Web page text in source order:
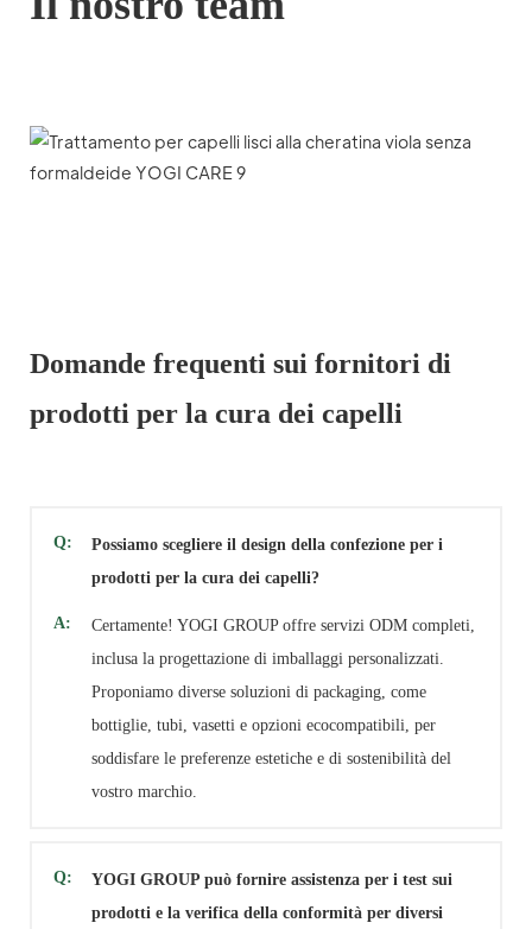
Domande frequenti sui fornitori di
prodotti per la cura dei capelli
Q:
Possiamo scegliere il design della confezione per i
prodotti per la cura dei capelli?
A:
Certamente! YOGI GROUP offre servizi ODM completi,
inclusa la progettazione di imballaggi personalizzati.
Proponiamo diverse soluzioni di packaging, come
bottiglie, tubi, vasetti e opzioni ecocompatibili, per
soddisfare le preferenze estetiche e di sostenibilità del
vostro marchio.
Q:
YOGI GROUP può fornire assistenza per i test sui
prodotti e la verifica della conformità per diversi